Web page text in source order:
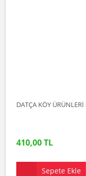
DATÇA KÖY
410,00 TL
Sepete Ekle